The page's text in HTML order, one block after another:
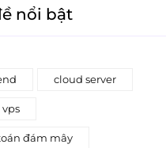
nổi bật
cloud server
đám mây